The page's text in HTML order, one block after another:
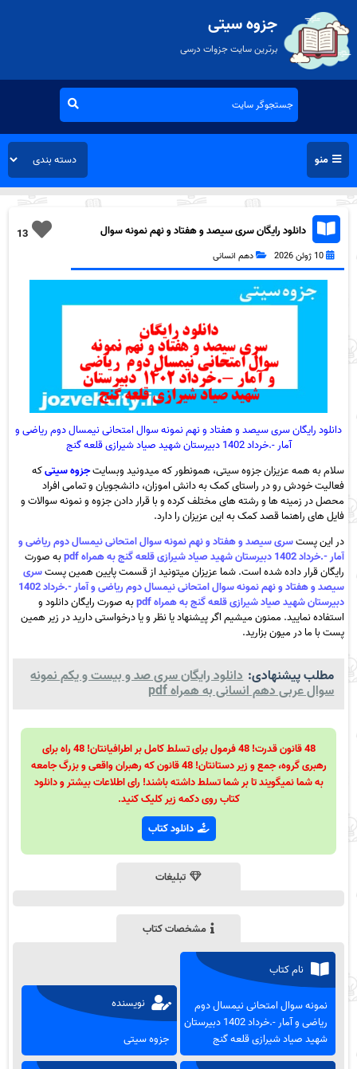
جزوه سیتی
برترین سایت جزوات درسی
منو
13
دانلود رایگان سری سیصد و هفتاد و نهم نمونه سوال
ریاضی و آمار دهم انسانی به همراه pdf
10 ژوئن 2026 دهم انسانی
دانلود رایگان سری سیصد و هفتاد و نهم نمونه سوال امتحانی نیمسال دوم ریاضی و
آمار -.خرداد 1402 دبیرستان شهید صیاد شیرازی قلعه گنج
سلام به همه عزیزان جزوه سیتی، همونطور که میدونید وبسایتجزوه سیتیکه
فعالیت خودش رو در راستای کمک به دانش اموزان، دانشجویان و تمامی افراد
محصل در زمینه ها و رشته های مختلف کرده و با قرار دادن جزوه و نمونه سوالات و
فایل های راهنما قصد کمک به این عزیزان را دارد.
در این پستسری سیصد و هفتاد و نهم نمونه سوال امتحانی نیمسال دوم ریاضی و
آمار -.خرداد 1402 دبیرستان شهید صیاد شیرازی قلعه گنج به همراه pdf
به صورت
رایگان قرار داده شده است. شما عزیزان میتونید از قسمت پایین همین پستسری
سیصد و هفتاد و نهم نمونه سوال امتحانی نیمسال دوم ریاضی و آمار -.خرداد 1402
دبیرستان شهید صیاد شیرازی قلعه گنج به همراه pdf
به صورت رایگان دانلود و
استفاده نمایید. ممنون میشیم اگر پیشنهاد یا نظر و یا درخواستی دارید در زیر همین
پست با ما در میون بزارید.
مطلب پیشنهادی: دانلود رایگان سری صد و بیست و یکم نمونه
سوال عربی دهم انسانی به همراه pdf
48 قانون قدرت! 48 فرمول برای تسلط کامل بر اطرافیانتان! 48 راه برای
رهبری گروه، جمع و زیر دستانتان! 48 قانون که رهبران واقعی و بزرگ جامعه
به شما نمیگویند تا بر شما تسلط داشته باشند! رای اطلاعات بیشتر و دانلود
کتاب روی دکمه زیر کلیک کنید.
دانلود کتاب
تبلیغات
مشخصات کتاب
نام کتاب
نمونه سوال امتحانی نیمسال دوم
ریاضی و آمار -.خرداد 1402 دبیرستان
شهید صیاد شیرازی قلعه گنج
نویسنده
جزوه سیتی